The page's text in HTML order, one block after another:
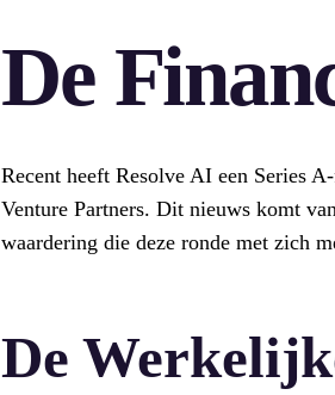
De
Recent heeft Resolve AI een Series
Venture Partners. Dit nieuws komt
waardering die deze ronde met zich
De